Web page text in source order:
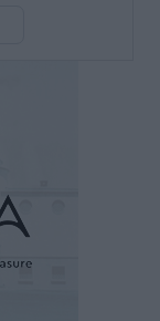
για το ΕΧΠ
των νησιών
το